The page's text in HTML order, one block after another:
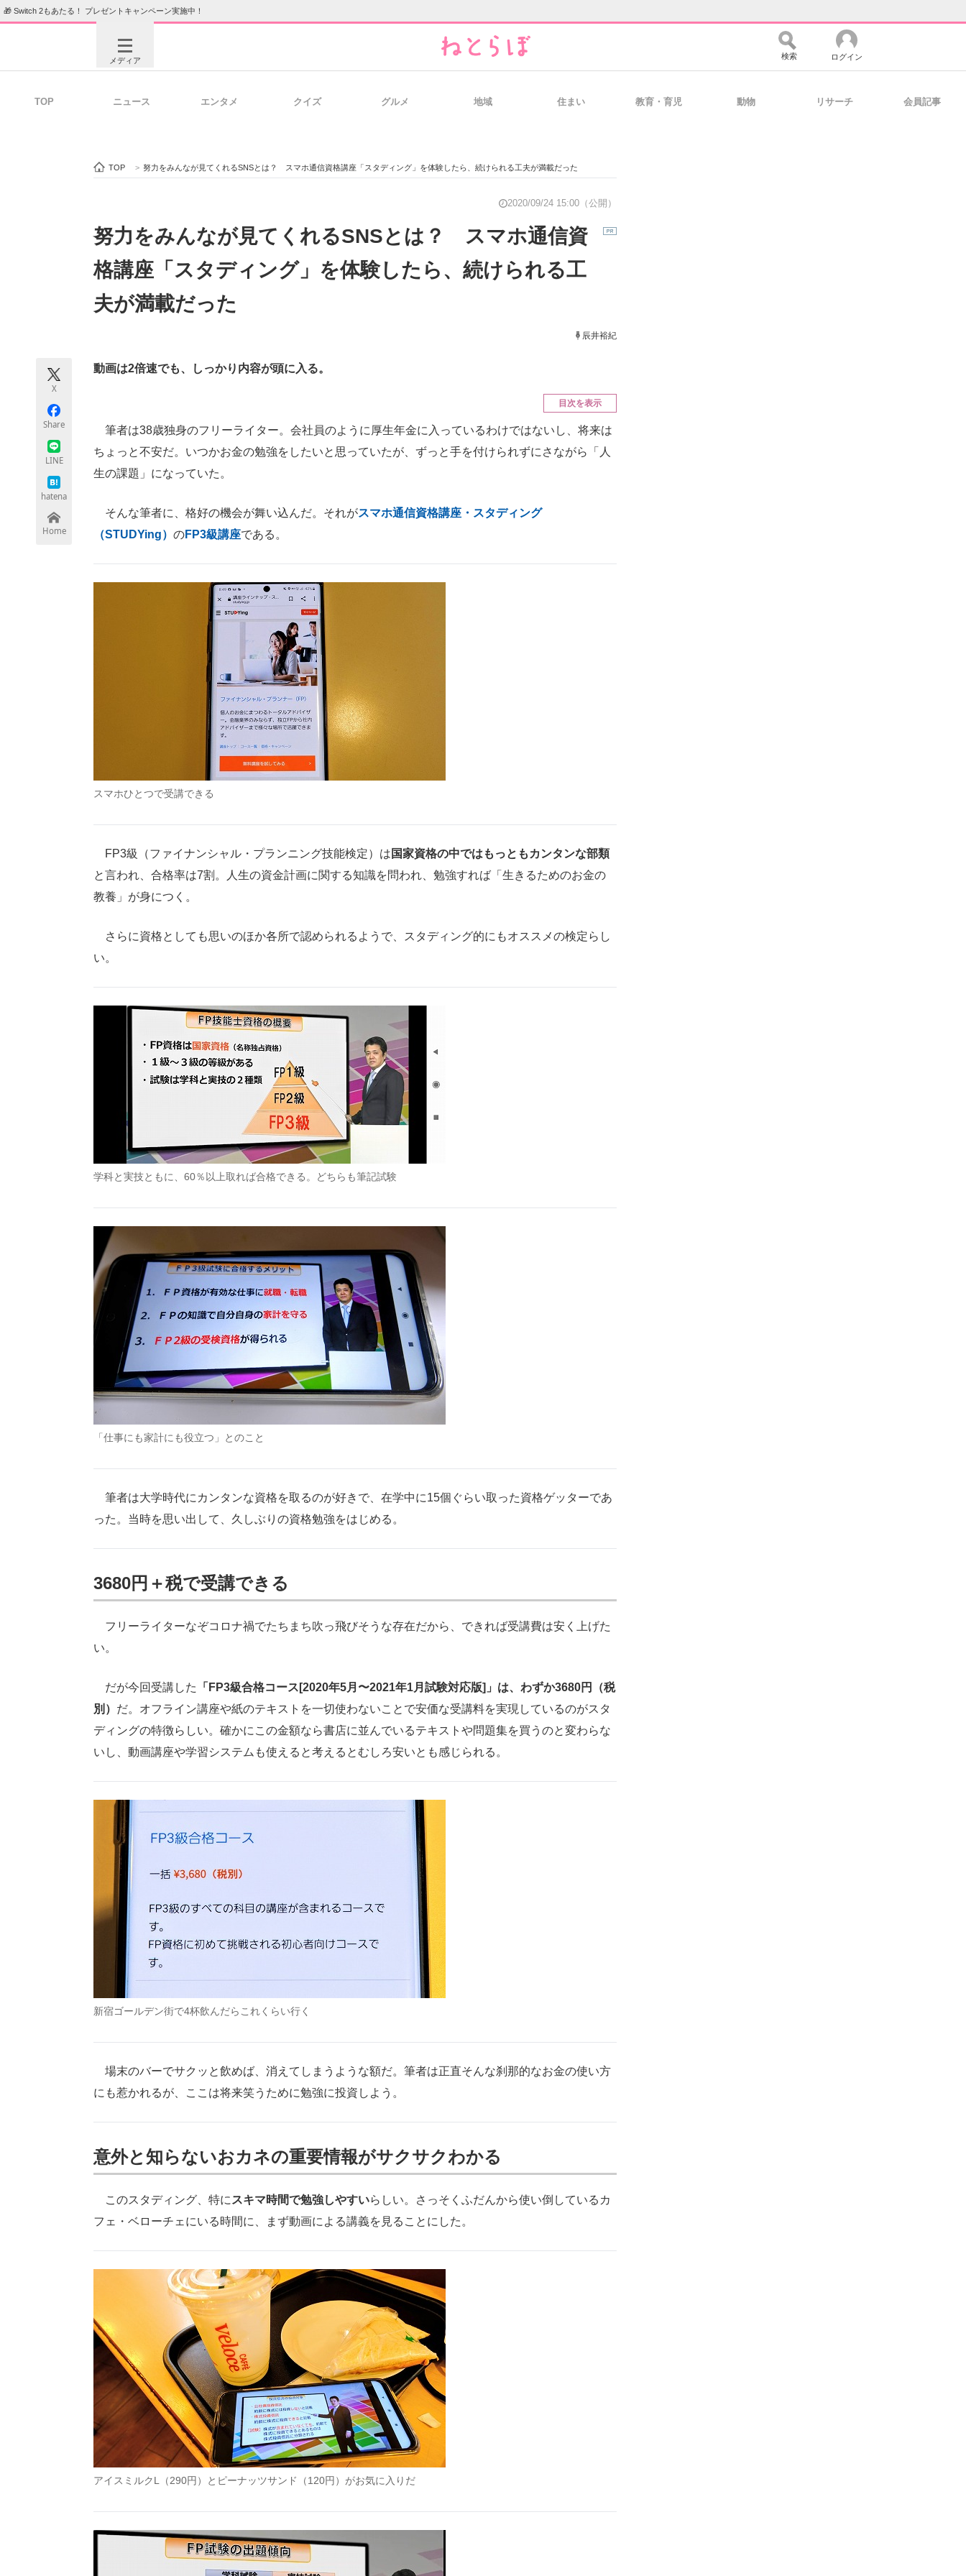
🎁 Switch 2もあたる！ プレゼントキャンペーン実施中！
メディア
ITエンジニア向け専門サイト 企業向けIT製品の総合サイト IT製品の技術・比較・事例 製造業のIT導入・活用を支援
エネルギーの専門メディア
検索 ログイン
TOP ニュース エンタメ クイズ グルメ 地域 住まい 教育・育児 動物 リサーチ 会員記事
TOP > 努力をみんなが見てくれるSNSとは？ スマホ通信資格講座「スタディング」を体験したら、続けられる工夫が満載だった
2020/09/24 15:00（公開）
努力をみんなが見てくれるSNSとは？ スマホ通信資
格講座「スタディング」を体験したら、続けられる工
夫が満載だった
辰井裕紀
X
Share
LINE
hatena
Home
動画は2倍速でも、しっかり内容が頭に入る。
目次を表示
筆者は38歳独身のフリーライター。会社員のように厚生年金に入っているわけではないし、将来は
ちょっと不安だ。いつかお金の勉強をしたいと思っていたが、ずっと手を付けられずにさながら「人
生の課題」になっていた。
そんな筆者に、格好の機会が舞い込んだ。それがスマホ通信資格講座・スタディング
（STUDYing） のFP3級講座である。
スマホひとつで受講できる
FP3級（ファイナンシャル・プランニング技能検定）は 国家資格の中ではもっともカンタンな部類
と言われ、合格率は7割。人生の資金計画に関する知識を問われ、勉強すれば「生きるためのお金の
教養」が身につく。
さらに資格としても思いのほか各所で認められるようで、スタディング的にもオススメの検定らし
い。
学科と実技ともに、60％以上取れば合格できる。どちらも筆記試験
「仕事にも家計にも役立つ」とのこと
筆者は大学時代にカンタンな資格を取るのが好きで、在学中に15個ぐらい取った資格ゲッターであ
った。当時を思い出して、久しぶりの資格勉強をはじめる。
3680円＋税で受講できる
フリーライターなぞコロナ禍でたちまち吹っ飛びそうな存在だから、できれば受講費は安く上げた
い。
だが今回受講した
「FP3級合格コース[2020年5月〜2021年1月試験対応版]」は、わずか3680円（税
別） だ。オフライン講座や紙のテキストを一切使わないことで安価な受講料を実現しているのがスタ
ディングの特徴らしい。確かにこの金額なら書店に並んでいるテキストや問題集を買うのと変わらな
いし、動画講座や学習システムも使えると考えるとむしろ安いとも感じられる。
新宿ゴールデン街で4杯飲んだらこれくらい行く
場末のバーでサクッと飲めば、消えてしまうような額だ。筆者は正直そんな刹那的なお金の使い方
にも惹かれるが、ここは将来笑うために勉強に投資しよう。
意外と知らないおカネの重要情報がサクサクわかる
このスタディング、特に スキマ時間で勉強しやすいらしい。さっそくふだんから使い倒しているカ
フェ・ベローチェにいる時間に、まず動画による講義を見ることにした。
アイスミルクL（290円）とピーナッツサンド（120円）がお気に入りだ